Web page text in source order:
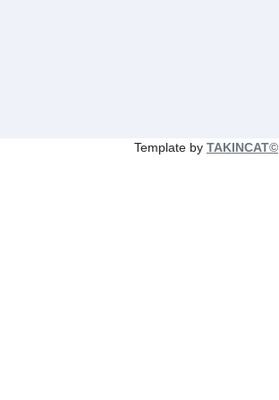
Template by TAKINCAT©